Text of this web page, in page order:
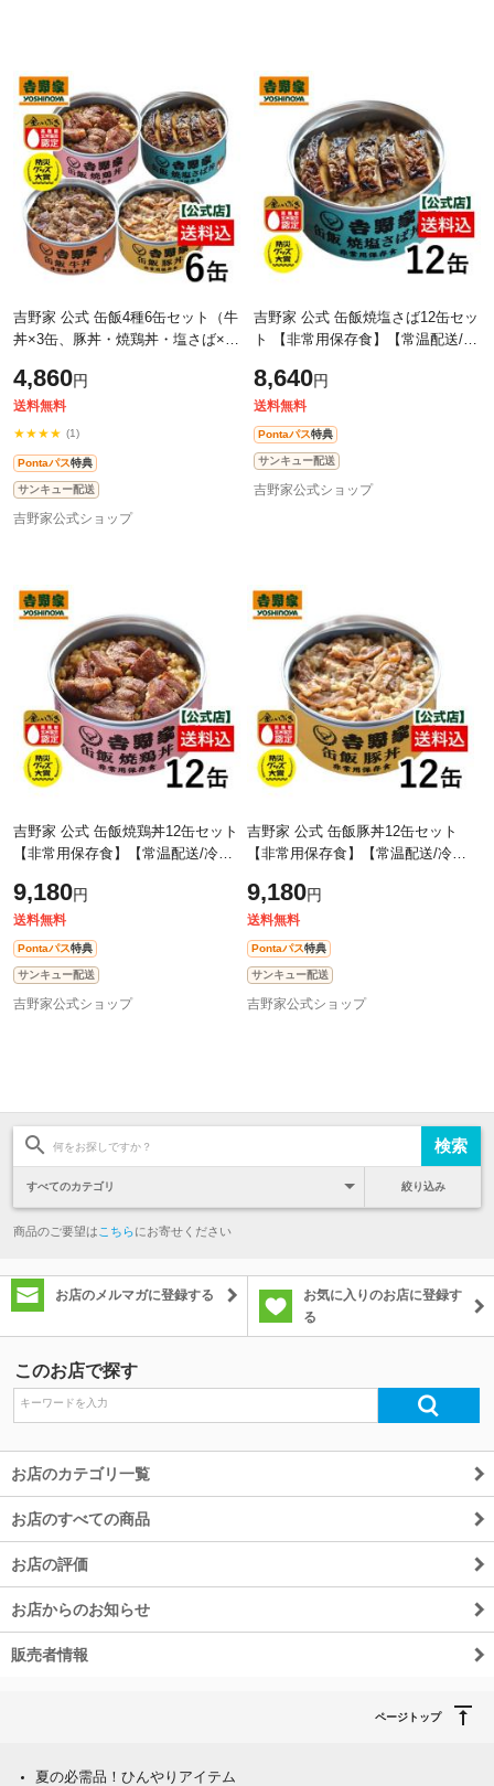
吉野家 公式 缶飯4種6缶セット（牛
丼×3缶、豚丼・焼鶏丼・塩さば×1
風や地震の備えに 備蓄 ローリン
4,860円
送料無料
★★★★ (1)
Pontaパス特典
サンキュー配送
吉野家公式ショップ
吉野家 公式 缶飯焼塩さば12缶セッ
ト 【非常用保存食】【常温配送/冷
備蓄 ローリングストック 焼魚
8,640円
送料無料
Pontaパス特典
サンキュー配送
吉野家公式ショップ
吉野家 公式 缶飯焼鶏丼12缶セット
【非常用保存食】【常温配送/冷凍
蓄 ローリングストック 焼き鳥
9,180円
送料無料
Pontaパス特典
サンキュー配送
吉野家公式ショップ
吉野家 公式 缶飯豚丼12缶セット
【非常用保存食】【常温配送/冷凍
蓄 ローリングストック
9,180円
送料無料
Pontaパス特典
サンキュー配送
吉野家公式ショップ
絞り込み
商品のご要望は こちらにお寄せください
お店のメルマガに登録する
お気に入りのお店に登録す
る
このお店で探す
お店のカテゴリ一覧
お店のすべての商品
お店の評価
お店からのお知らせ
販売者情報
ページトップ
夏の必需品！ひんやりアイテム